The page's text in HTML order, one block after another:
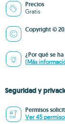
Precios
Gratis
Copyright ©
¿Por qué se
(Más
Seguridad y
Permisos
Ver 45